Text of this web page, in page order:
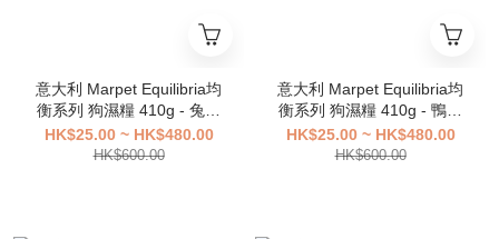
意大利 Marpet Equilibria均
衡系列 狗濕糧 410g - 兔肉
【原箱24 罐】
HK$25.00 ~ HK$480.00
HK$600.00
意大利 Marpet Equilibria均
衡系列 狗濕糧 410g - 鴨肉
【原箱24 罐】
HK$25.00 ~ HK$480.00
HK$600.00